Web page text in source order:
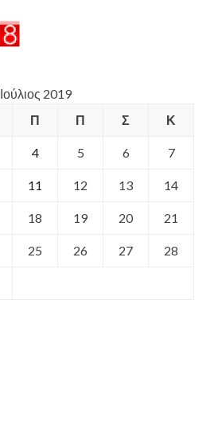
Ιούλιος 2019
Π Π Σ Κ
4 5 6 7
11 12 13 14
18 19 20 21
25 26 27 28